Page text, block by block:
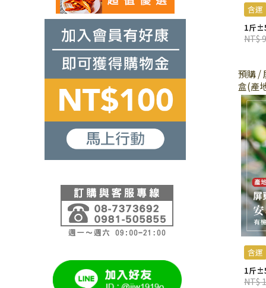
含運
1斤
NT$
預購 /
盒(產
含運
1斤
NT$